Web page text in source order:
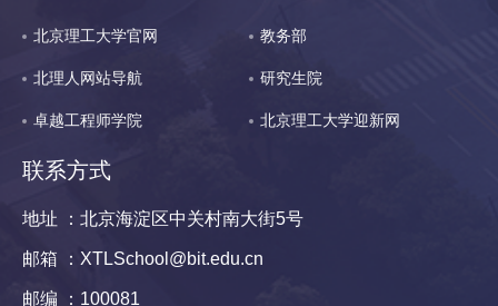
北京理工大学官网 教务部
北理人网站导航 研究生院
卓越工程师学院 北京理工大学迎新网
联系方式
地址 ：北京海淀区中关村南大街5号
邮箱 ：XTLSchool@bit.edu.cn
邮编 ：100081